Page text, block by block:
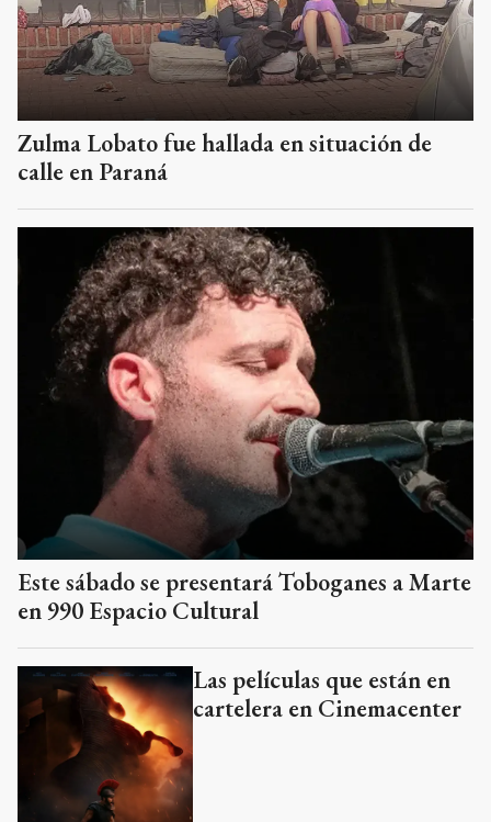
Zulma Lobato fue hallada en situación de
calle en Paraná
Este sábado se presentará Toboganes a Marte
en 990 Espacio Cultural
Las películas que están en
cartelera en Cinemacenter